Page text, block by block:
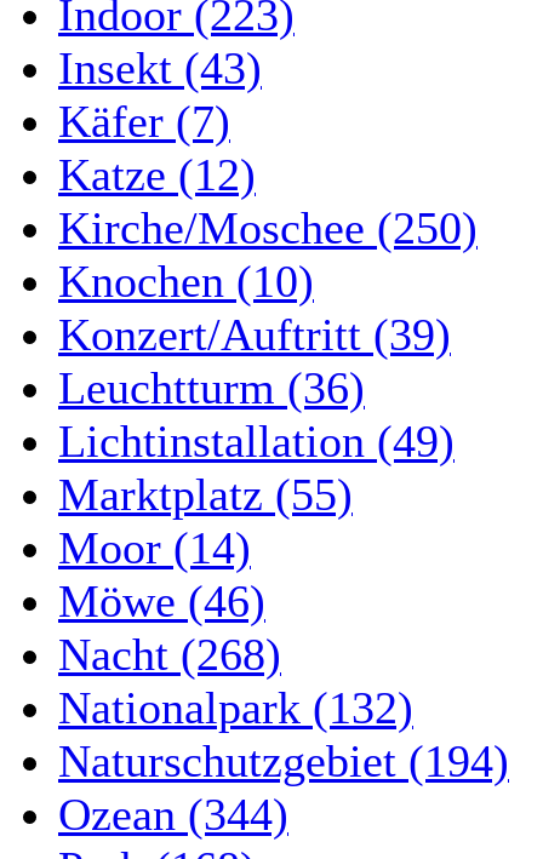
Indoor (223)
Insekt (43)
Käfer (7)
Katze (12)
Kirche/Moschee (250)
Knochen (10)
Konzert/Auftritt (39)
Leuchtturm (36)
Lichtinstallation (49)
Marktplatz (55)
Moor (14)
Möwe (46)
Nacht (268)
Nationalpark (132)
Naturschutzgebiet (194)
Ozean (344)